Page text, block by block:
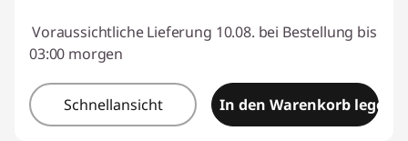
Voraussichtliche Lieferung 10.08. bei Bestellung bis
03:00 morgen
Schnellansicht In den Warenkorb legen